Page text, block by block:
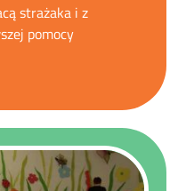
strażaka i z
pomocy